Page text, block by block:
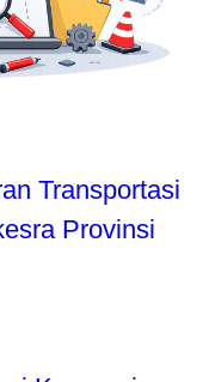
Transportasi
Provinsi